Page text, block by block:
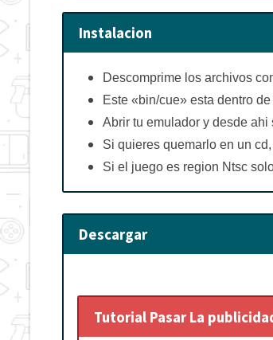
Instalacion
Descomprime los archivos
Este «bin/cue» esta dentro
Abrir tu emulador y desde
Si quieres quemarlo en un
Si el juego es region Ntsc
Descargar
Tutorial Pasar La